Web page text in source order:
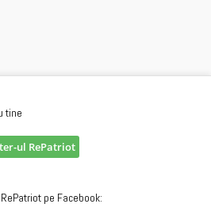
tine
ul RePatriot
pe Facebook: